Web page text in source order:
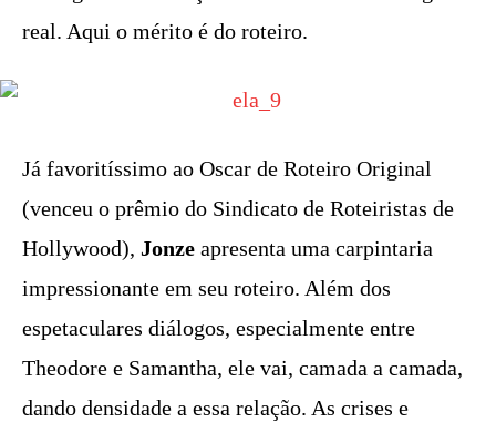
real. Aqui o mérito é do roteiro.
Já favoritíssimo ao Oscar de Roteiro Original
(venceu o prêmio do Sindicato de Roteiristas de
Hollywood), Jonze apresenta uma carpintaria
impressionante em seu roteiro. Além dos
espetaculares diálogos, especialmente entre
Theodore e Samantha, ele vai, camada a camada,
dando densidade a essa relação. As crises e